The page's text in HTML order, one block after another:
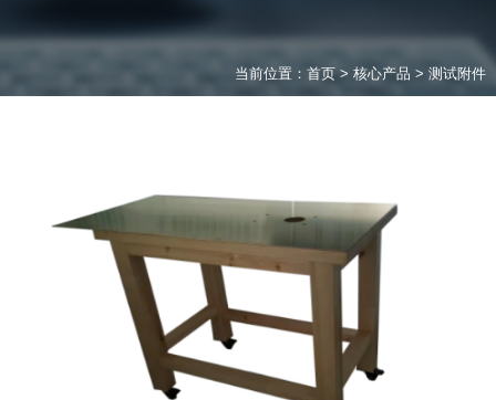
当前位置：首页 >核心产品 >测试附件